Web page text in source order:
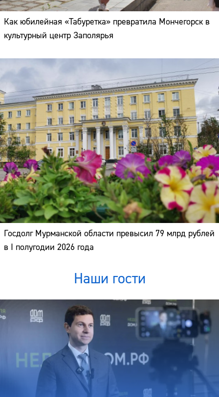
Как юбилейная «Табуретка» превратила Мончегорск в
культурный центр Заполярья
Госдолг Мурманской области превысил 79 млрд рублей
в I полугодии 2026 года
Наши гости